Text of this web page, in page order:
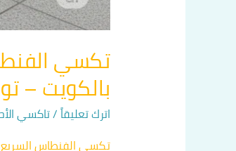
بالكويت –
اترك تعليقاً/تاكسي الأحمدي